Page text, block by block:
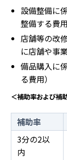
設備整備に
整備する費用
店舗等の改
に店舗や事
備品購入に
る費用）
＜補助率および補
補助率
3分の2以
内